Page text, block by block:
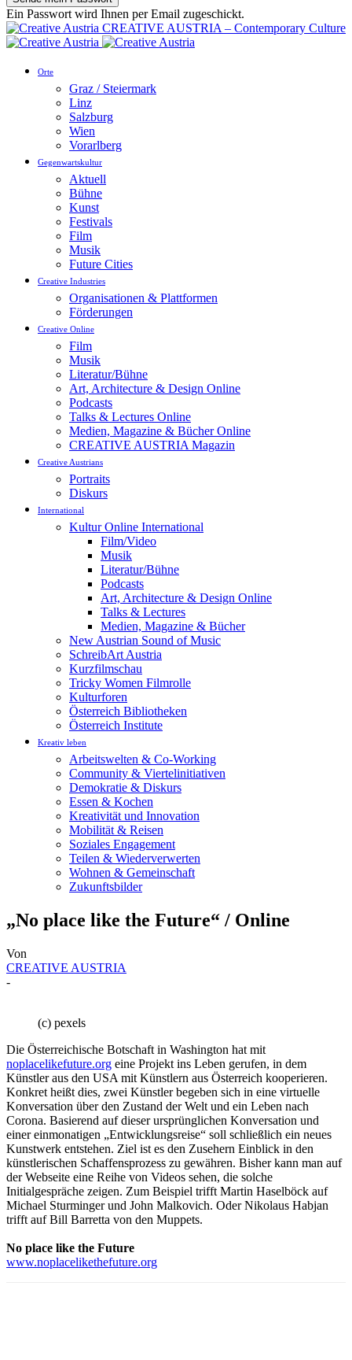
Ein Passwort wird Ihnen per Email zugeschickt.
CREATIVE AUSTRIA – Contemporary Culture
Orte
Graz / Steiermark
Linz
Salzburg
Wien
Vorarlberg
Gegenwartskultur
Aktuell
Bühne
Kunst
Festivals
Film
Musik
Future Cities
Creative Industries
Organisationen & Plattformen
Förderungen
Creative Online
Film
Musik
Literatur/Bühne
Art, Architecture & Design Online
Podcasts
Talks & Lectures Online
Medien, Magazine & Bücher Online
CREATIVE AUSTRIA Magazin
Creative Austrians
Portraits
Diskurs
International
Kultur Online International
Film/Video
Musik
Literatur/Bühne
Podcasts
Art, Architecture & Design Online
Talks & Lectures
Medien, Magazine & Bücher
New Austrian Sound of Music
SchreibArt Austria
Kurzfilmschau
Tricky Women Filmrolle
Kulturforen
Österreich Bibliotheken
Österreich Institute
Kreativ leben
Arbeitswelten & Co-Working
Community & Viertelinitiativen
Demokratie & Diskurs
Essen & Kochen
Kreativität und Innovation
Mobilität & Reisen
Soziales Engagement
Teilen & Wiederverwerten
Wohnen & Gemeinschaft
Zukunftsbilder
„No place like the Future“ / Online
Von
CREATIVE AUSTRIA
-
(c) pexels
Die Österreichische Botschaft in Washington hat mit
noplacelikefuture.org eine Projekt ins Leben gerufen, in dem
Künstler aus den USA mit Künstlern aus Österreich kooperieren.
Konkret heißt dies, zwei Künstler begeben sich in eine virtuelle
Konversation über den Zustand der Welt und ein Leben nach
Corona. Basierend auf dieser ursprünglichen Konversation und
einer einmonatigen „Entwicklungsreise“ soll schließlich ein neues
Kunstwerk entstehen. Ziel ist es den Zusehern Einblick in den
künstlerischen Schaffensprozess zu gewähren. Bisher kann man auf
der Webseite eine Reihe von Videos sehen, die solche
Initialgespräche zeigen. Zum Beispiel trifft Martin Haselböck auf
Michael Sturminger und John Malkovich. Oder Nikolaus Habjan
trifft auf Bill Barretta von den Muppets.
No place like the Future
www.noplacelikethefuture.org